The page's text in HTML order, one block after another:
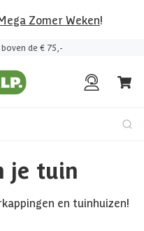
Zomer Weken!
boven de € 75,-
je tuin
en tuinhuizen!